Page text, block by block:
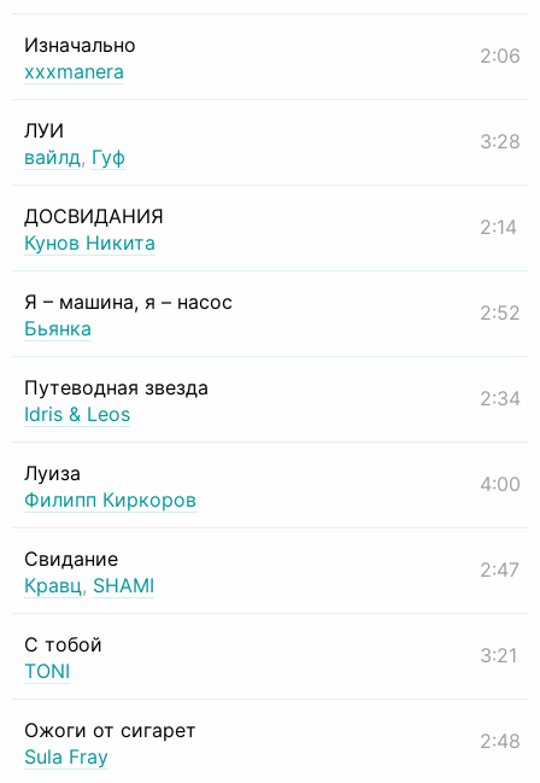
Изначально
xxxmanera
2:06
ЛУИ
вайлд, Гуф
3:28
ДОСВИДАНИЯ
Кунов Никита
2:14
Я – машина, я – насос
Бьянка
2:52
Путеводная звезда
Idris & Leos
2:34
Луиза
Филипп Киркоров
4:00
Свидание
Кравц, SHAMI
2:47
С тобой
TONI
3:21
Ожоги от сигарет
Sula Fray
2:48